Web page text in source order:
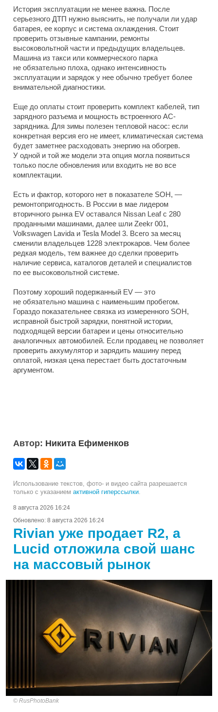
История эксплуатации не менее важна. После
серьезного ДТП нужно выяснить, не получали ли удар
батарея, ее корпус и система охлаждения. Стоит
проверить отзывные кампании, ремонты
высоковольтной части и предыдущих владельцев.
Машина из такси или коммерческого парка
не обязательно плоха, однако интенсивность
эксплуатации и зарядок у нее обычно требует более
внимательной диагностики.
Еще до оплаты стоит проверить комплект кабелей, тип
зарядного разъема и мощность встроенного AC-
зарядника. Для зимы полезен тепловой насос: если
конкретная версия его не имеет, климатическая система
будет заметнее расходовать энергию на обогрев.
У одной и той же модели эта опция могла появиться
только после обновления или входить не во все
комплектации.
Есть и фактор, которого нет в показателе SOH, —
ремонтопригодность. В России в мае лидером
вторичного рынка EV оставался Nissan Leaf с 280
проданными машинами, далее шли Zeekr 001,
Volkswagen Lavida и Tesla Model 3. Всего за месяц
сменили владельцев 1228 электрокаров. Чем более
редкая модель, тем важнее до сделки проверить
наличие сервиса, каталогов деталей и специалистов
по ее высоковольтной системе.
Поэтому хороший подержанный EV — это
не обязательно машина с наименьшим пробегом.
Гораздо показательнее связка из измеренного SOH,
исправной быстрой зарядки, понятной истории,
подходящей версии батареи и цены относительно
аналогичных автомобилей. Если продавец не позволяет
проверить аккумулятор и зарядить машину перед
оплатой, низкая цена перестает быть достаточным
аргументом.
Автор: Никита Ефименков
Использование текстов, фото- и видео сайта разрешается
только с указанием активной гиперссылки.
8 августа 2026 16:24
Обновлено: 8 августа 2026 16:24
Rivian уже продает R2, а
Lucid отложила свой шанс
на массовый рынок
RusPhotoBank